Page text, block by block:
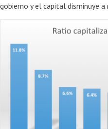
gobierno y el capital disminuye a